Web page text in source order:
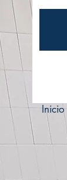
Inicio